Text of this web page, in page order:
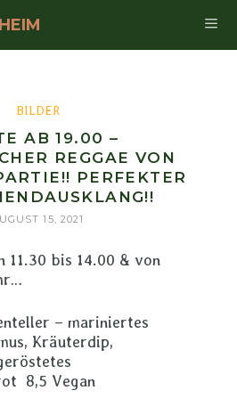
BILDER
AB 19.00 –
REGGAE VON
PERFEKTER
15, 2021
11.30 bis 14.00 & von
– mariniertes
Kräuterdip,
8,5 Vegan